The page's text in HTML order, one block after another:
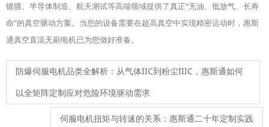
镀膜、半导体制造、航天测试等高端领域提供了真正“无油、低放气、长寿
命”的真空驱动方案。当您的设备需要在超高真空中实现精密运动时，惠斯
通真空直流无刷电机已为您做好准备。
防爆伺服电机品类全解析：从气体IIC到粉尘IIIC，惠斯通如何
以全矩阵定制应对危险环境驱动需求
伺服电机扭矩与转速的关系：惠斯通二十年定制实践